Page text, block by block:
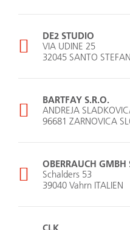
DE2 STUDIO
VIA UDINE 25
32045 SANTO
BARTFAY S.R.O.
ANDREJA
96681 ZARNOVICA
OBERRAUCH GMBH
Schalders 53
39040 Vahrn ITALIEN